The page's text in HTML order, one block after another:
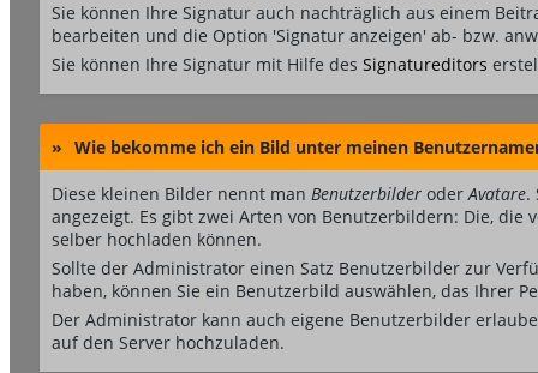
Sie können Ihre Signatur auch nachträglich aus einem
bearbeiten und die Option 'Signatur anzeigen' ab- bzw.
Sie können Ihre Signatur mit Hilfe des Signatureditors
» Wie bekomme ich ein Bild unter meinen
Diese kleinen Bilder nennt man Benutzerbilder oderAvatare.
angezeigt. Es gibt zwei Arten von Benutzerbildern: Die,
selber hochladen können.
Sollte der Administrator einen Satz Benutzerbilder zur
haben, können Sie ein Benutzerbild auswählen, das Ihrer
Der Administrator kann auch eigene Benutzerbilder
auf den Server hochzuladen.